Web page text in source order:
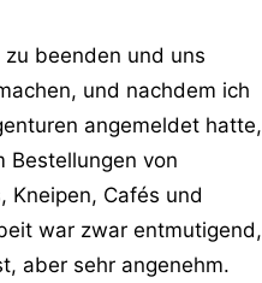
beenden und uns
und nachdem ich
angemeldet hatte,
Bestellungen von
Kneipen, Cafés und
war zwar entmutigend,
aber sehr angenehm.